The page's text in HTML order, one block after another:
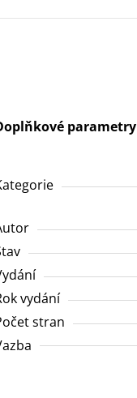
parametry
vydání
stran